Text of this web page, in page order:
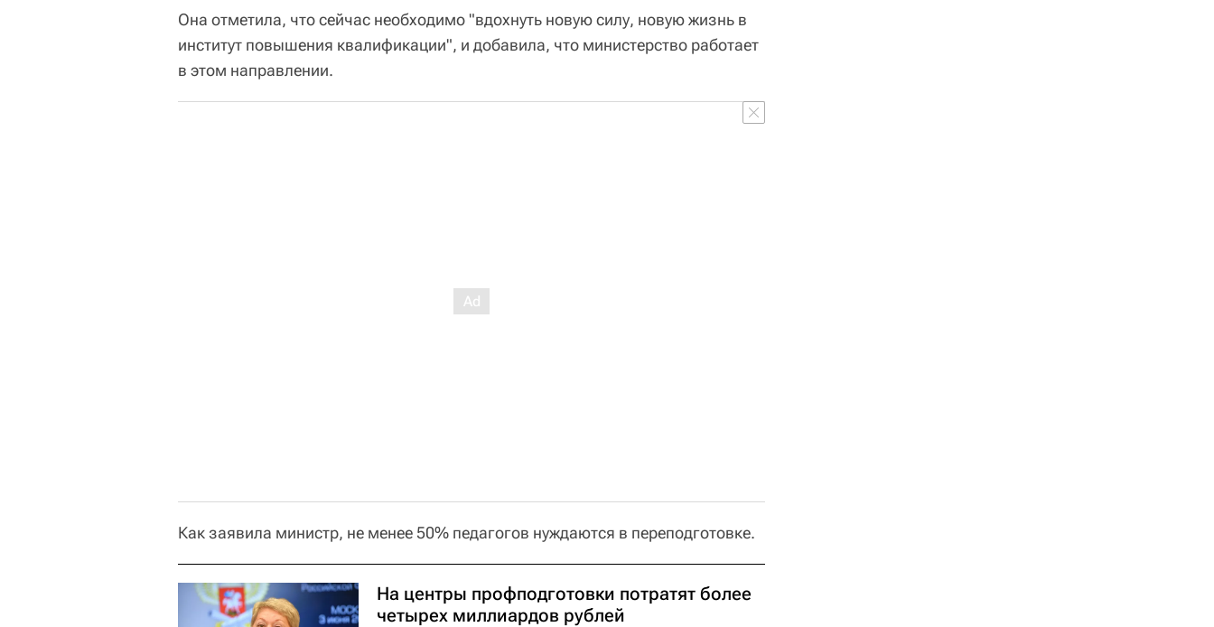
Она отметила, что сейчас необходимо "вдохнуть новую силу, новую жизнь в
институт повышения квалификации", и добавила, что министерство работает
в этом направлении.
Как заявила министр, не менее 50% педагогов нуждаются в переподготовке.
На центры профподготовки потратят более
четырех миллиардов рублей